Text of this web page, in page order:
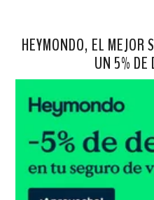
HEYMONDO, EL MEJOR
UN 5% DE